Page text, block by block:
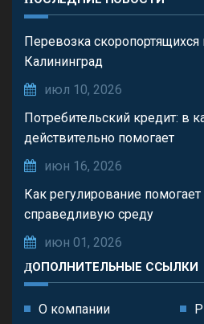
Перевозка скоропортящихся
Калининград
июл 10, 2026
Потребительский кредит: в
действительно помогает
июн 16, 2026
Как регулирование
справедливую среду
июн 01, 2026
ДОПОЛНИТЕЛЬНЫЕ ССЫЛКИ
О компании